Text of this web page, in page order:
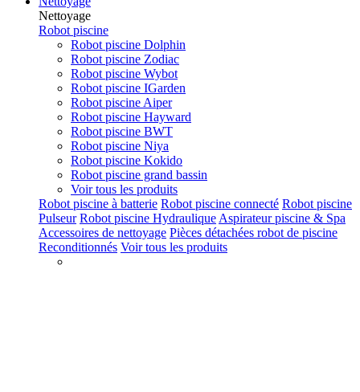
Nettoyage
Robot piscine
Robot piscine Dolphin
Robot piscine Zodiac
Robot piscine Wybot
Robot piscine IGarden
Robot piscine Aiper
Robot piscine Hayward
Robot piscine BWT
Robot piscine Niya
Robot piscine Kokido
Robot piscine grand bassin
Voir tous les produits
Robot piscine à batterie Robot piscine connecté Robot piscine
Pulseur Robot piscine Hydraulique Aspirateur piscine & Spa
Accessoires de nettoyage Pièces détachées robot de piscine
Reconditionnés Voir tous les produits